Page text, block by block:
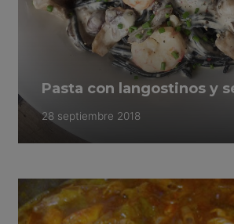
Pasta con langostinos y
28 septiembre 2018